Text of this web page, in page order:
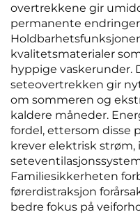
overtrekkene gir
permanente
kvalitetsmaterialer
hyppige vaskerunder.
seteovertrekken gir
om sommeren og
kaldere måneder.
fordel, ettersom disse
krever elektrisk
Familiesikkerheten
førerdistraksjon
bedre fokus på